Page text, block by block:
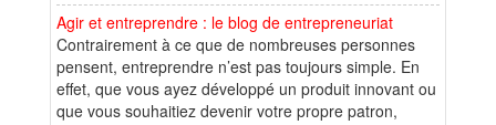
Agir et entreprendre : le blog de entrepreneuriat
Contrairement à ce que de nombreuses personnes
pensent, entreprendre n’est pas toujours simple. En
effet, que vous ayez développé un produit innovant ou
que vous souhaitiez devenir votre propre patron,